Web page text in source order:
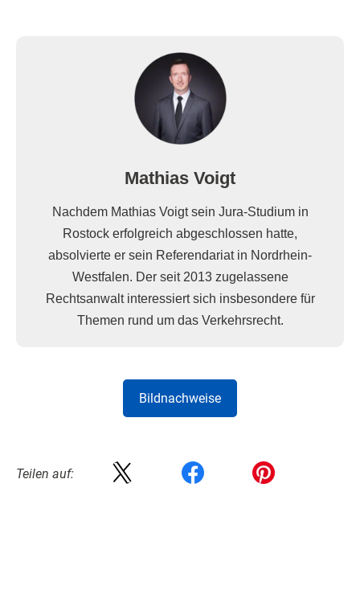
Mathias Voigt
Nachdem Mathias Voigt sein Jura-Studium in
Rostock erfolgreich abgeschlossen hatte,
absolvierte er sein Referendariat in Nordrhein-
Westfalen. Der seit 2013 zugelassene
Rechtsanwalt interessiert sich insbesondere für
Themen rund um das Verkehrsrecht.
Bildnachweise
Teilen auf: